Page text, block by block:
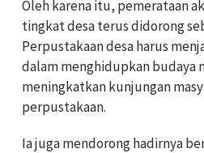
Oleh karena itu, pemerataan
tingkat desa terus didorong
Perpustakaan desa harus
dalam menghidupkan budaya
meningkatkan kunjungan
perpustakaan.
Ia juga mendorong hadirnya